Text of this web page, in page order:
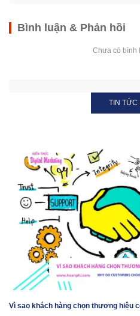
Bình luận & Phản hồi
Chưa có bình
TIN TỨC
Vì sao khách hàng chọn thương hiệu